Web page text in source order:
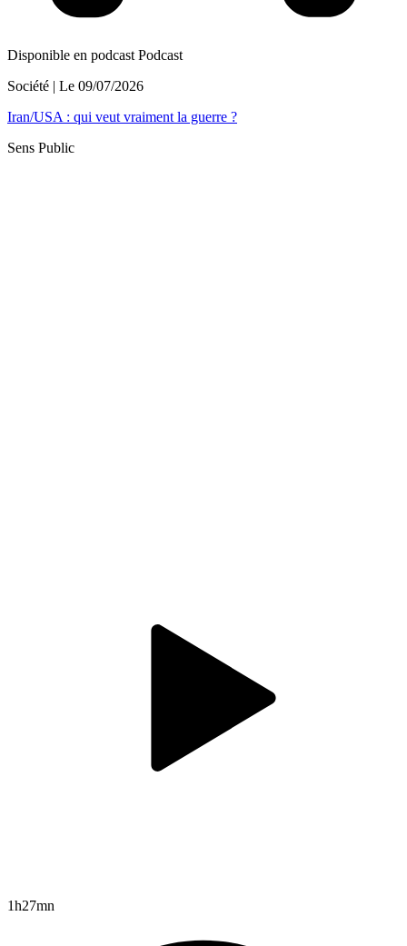
Disponible en podcast Podcast
Société | Le 09/07/2026
Iran/USA : qui veut vraiment la guerre ?
Sens Public
1h27mn